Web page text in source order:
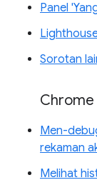
Panel
Sorotan
Chrome
Men-
rekaman
Melihat